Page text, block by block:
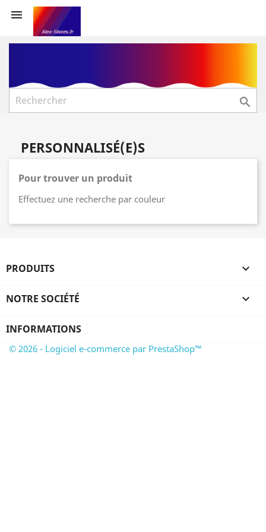


PERSONNALISÉ(E)S
Pour trouver un produit
Effectuez une recherche par couleur
PRODUITS 
NOTRE SOCIÉTÉ 
INFORMATIONS
© 2026 - Logiciel e-commerce par PrestaShop™